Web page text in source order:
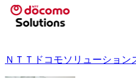
ＮＴＴドコモソリューション